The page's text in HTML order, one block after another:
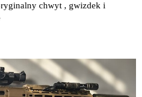
chwyt , gwizdek i